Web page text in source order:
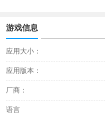
游戏信息
应用大小：
应用版本：
厂商：
语言